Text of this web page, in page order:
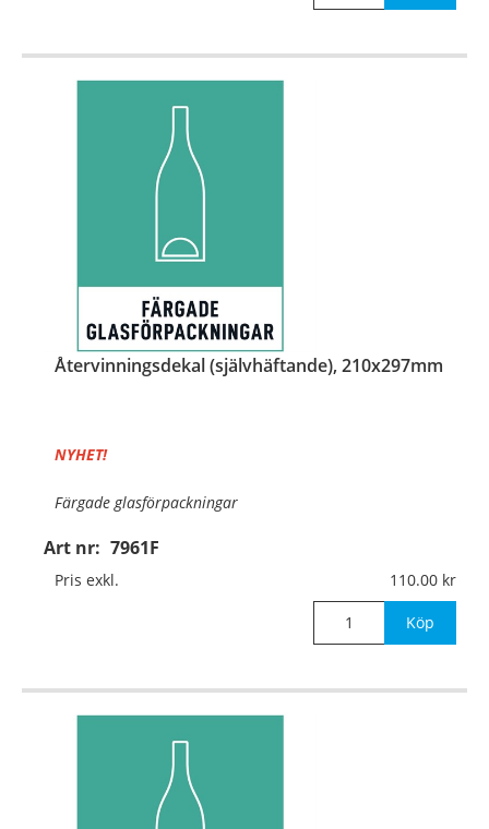
Återvinningsdekal (självhäftande), 210x297mm
Art nr: 7961F
NYHET!
Färgade glasförpackningar
Material:Självhäftande folie
Pris exkl. 110.00
Köp